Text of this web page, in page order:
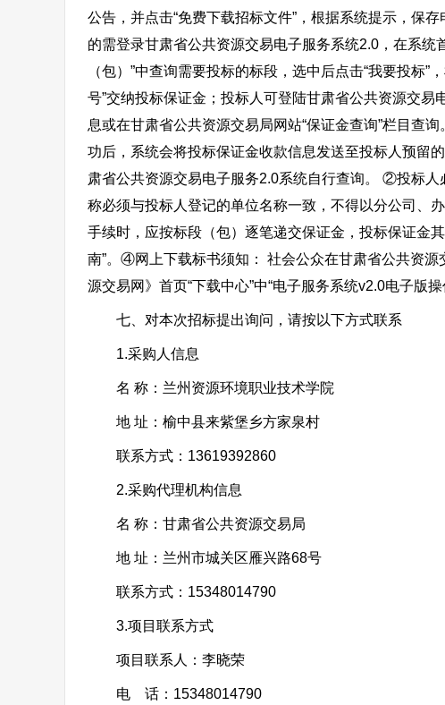
公告，并点击“免费下载招标文件”，根据系统提示，保
的需登录甘肃省公共资源交易电子服务系统2.0，在系统
（包）”中查询需要投标的标段，选中后点击“我要投标
号”交纳投标保证金；投标人可登陆甘肃省公共资源交易
息或在甘肃省公共资源交易局网站“保证金查询”栏目查
功后，系统会将投标保证金收款信息发送至投标人预留
肃省公共资源交易电子服务2.0系统自行查询。 ②投标
称必须与投标人登记的单位名称一致，不得以分公司、
手续时，应按标段（包）逐笔递交保证金，投标保证金
南”。④网上下载标书须知： 社会公众在甘肃省公共资
源交易网》首页“下载中心”中“电子服务系统v2.0电子版
七、对本次招标提出询问，请按以下方式联系
1.采购人信息
名 称：兰州资源环境职业技术学院
地 址：榆中县来紫堡乡方家泉村
联系方式：13619392860
2.采购代理机构信息
名 称：甘肃省公共资源交易局
地 址：兰州市城关区雁兴路68号
联系方式：15348014790
3.项目联系方式
项目联系人：李晓荣
电 话：15348014790